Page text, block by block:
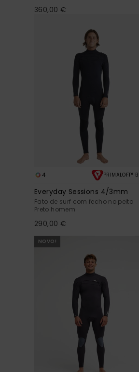
360,00 €
4 PRIMALOFT®
Everyday Sessions 4/3mm
Fato de surf com fecho no peito
Preto homem
290,00 €
NOVO!